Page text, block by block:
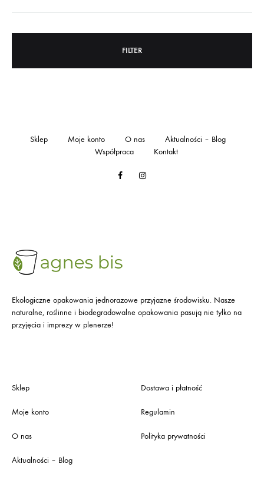
FILTER
FacebookInstagram
Sklep Moje konto O nas
Aktualności – Blog
Współpraca
Kontakt
Ekologiczne opakowania jednorazowe przyjazne środowisku. Nasze
naturalne, roślinne i biodegradowalne opakowania pasują nie tylko na
przyjęcia i imprezy w plenerze!
Sklep
Moje konto
O nas
Aktualności – Blog
Dostawa i płatność
Regulamin
Polityka prywatności